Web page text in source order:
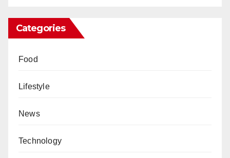
Categories
Food
Lifestyle
News
Technology